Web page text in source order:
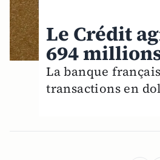
Le Crédit
694
La banque
transactions en